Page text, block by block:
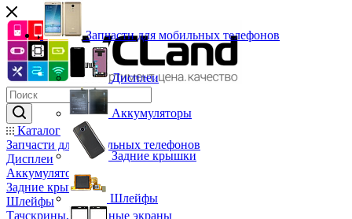
Каталог
Запчасти для мобильных телефонов
Дисплеи
Аккумуляторы
Задние крышки
Шлейфы
Тачскрины, сенсорные экраны
Запчасти для мобильных телефонов
Дисплеи
Аккумуляторы
Задние крышки
Шлейфы